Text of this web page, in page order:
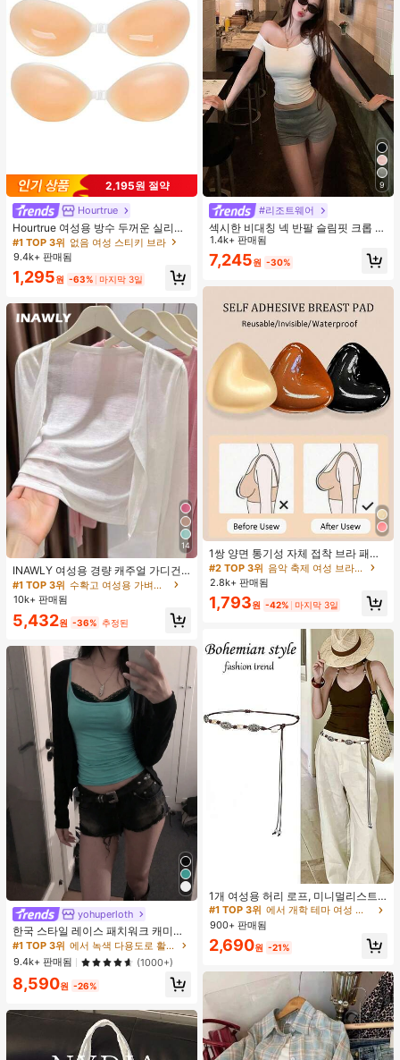
2,195원 절약
Hourtrue
Hourtrue 여성용 방수 두꺼운 실리콘
가슴 페탈, 작은 가슴 리프트업 & 푸시
인용, 웨딩 촬영 및 들러리용
#1 TOP 3위 없음 여성 스티키 브라
9.4k+ 판매됨
1,295원 -63% 마지막 3일
14
INAWLY 여성용 경량 캐주얼 가디건,
여름
#1 TOP 3위
수확고 여성용 가벼운 카디건
10k+ 판매됨
5,432원 -36% 추정된
yohuperloth
한국 스타일 레이스 패치워크 캐미솔
탱크 탑, Y2K 에스테틱, 스트리트웨어
캐주얼 여름
#1 TOP 3위
거의 매진!
#1 TOP 3위
에서 녹색 다용도로 활용 가능한 데일리 탑
거의 매진!
#1 TOP 3위
에서 녹색 다용도로 활용 가능한 데일리 탑
거의 매진!
#1 TOP 3위
에서 녹색 다용도로 활용 가능한 데일리 탑
거의 매진!
9.4k+ 판매됨 (1000+)
8,590원 -26%
9
#리조트웨어
섹시한 비대칭 넥 반팔 슬림핏 크롭 탑
화이트 여름
1.4k+ 판매됨
7,245원 -30%
1쌍 양면 통기성 자체 접착 브라 패드,
두꺼워진 삼각형 푸쉬업 디자인, 재사
용 가능, 보이지 않는 비키니 브라 삽
입물, 수영에 적합
#2 TOP 3위
음악 축제 여성 브라 액세서리
2.8k+ 판매됨
1,793원 -42% 마지막 3일
1개 여성용 허리 로프, 미니멀리스트
보헤미안 패션 매듭 허리 벨트, 드레
스, 캐주얼 팬츠와 함께 일상 착용에
적합한 장식용 허리 액세서리
에서 개학 테마 여성 벨트 및 벨트 액세서리
거의 매진!
#1 TOP 3위
에서 개학 테마 여성 벨트 및 벨트 액세서리
거의 매진!
#1 TOP 3위
에서 개학 테마 여성 벨트 및 벨트 액세서리
거의 매진!
#1 TOP 3위
900+ 판매됨
2,690원 -21%